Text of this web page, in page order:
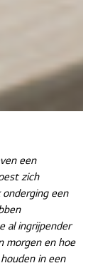
een
zich
onderging een
al ingrijpender
morgen en hoe
in een